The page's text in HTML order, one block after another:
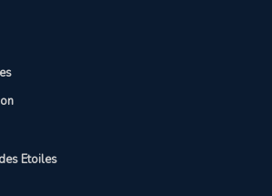
Etoiles